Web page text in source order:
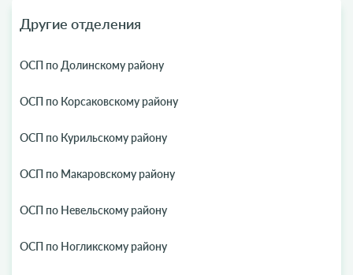
Другие отделения
ОСП по Долинскому району
ОСП по Корсаковскому району
ОСП по Курильскому району
ОСП по Макаровскому району
ОСП по Невельскому району
ОСП по Ногликскому району